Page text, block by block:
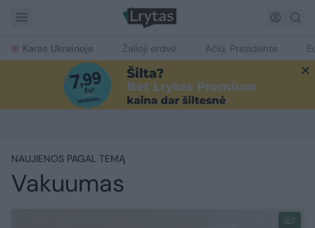
Karas Ukrainoje Žalioji erdvė Ačiū, Prezidente
NAUJIENOS PAGAL TEMĄ
Vakuumas
1